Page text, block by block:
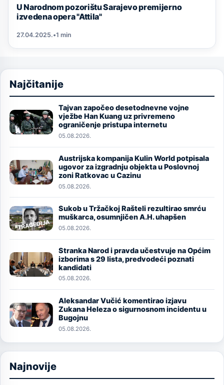
U Narodnom pozorištu Sarajevo premijerno
izvedena opera "Attila"
27.04.2025.•1 min
Najčitanije
Image
Tajvan započeo desetodnevne vojne
vježbe Han Kuang uz privremeno
ograničenje pristupa internetu
05.08.2026.
Image
Austrijska kompanija Kulin World potpisala
ugovor za izgradnju objekta u Poslovnoj
zoni Ratkovac u Cazinu
05.08.2026.
Image
Sukob u Tržačkoj Rašteli rezultirao smrću
muškarca, osumnjičen A.H. uhapšen
05.08.2026.
Image
Stranka Narod i pravda učestvuje na Općim
izborima s 29 lista, predvodeći poznati
kandidati
05.08.2026.
Image
Aleksandar Vučić komentirao izjavu
Zukana Heleza o sigurnosnom incidentu u
Bugojnu
05.08.2026.
Najnovije